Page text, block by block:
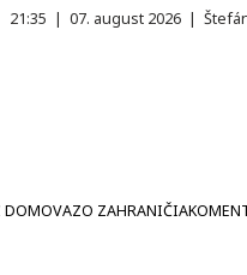
21:35 | 07. august 2026 |
DOMOVAZO ZAHRANIČIA